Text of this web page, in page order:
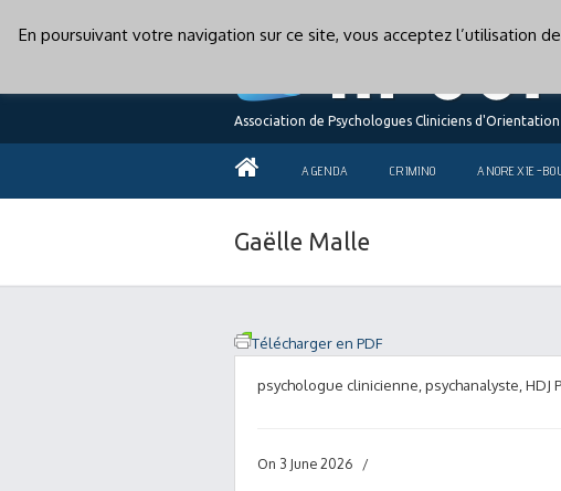
Association de Psychologues Cliniciens
AGENDA CRIMINO ANOREXIE-
Gaëlle Malle
Télécharger en PDF
psychologue clinicienne, psychanalyste, HDJ
On 3 June 2026 /
En poursuivant votre navigation sur ce site, vous acceptez l’utilisation